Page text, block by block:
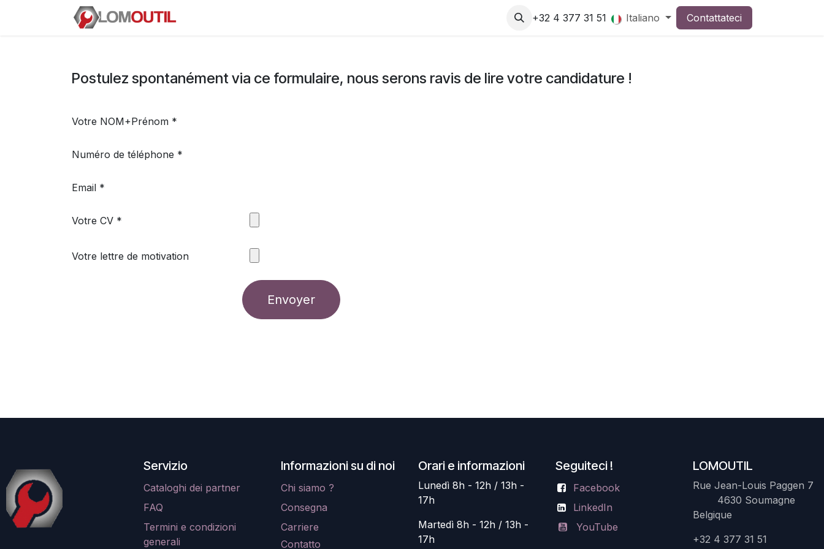
Passa al contenuto
+32 4 377 31 51 Italiano Contattateci
Postulez spontanément via ce formulaire, nous serons ravis de lire votre candidature !
Votre NOM+Prénom
Numéro de téléphone
Email
Votre CV
Votre lettre de motivation
Envoyer
LOMOUTIL
Rue Jean-Louis Paggen 7
4630 Soumagne
Belgique
+32 4 377 31 51
Orari e informazioni
Lunedì 8h - 12h / 13h -
17h
Martedì 8h - 12h / 13h -
17h
Seguiteci !
Facebook
LinkedIn
YouTube
Informazioni su di noi
Chi siamo ?
Consegna
Carriere
Contatto
Servizio
Cataloghi dei partner
FAQ
Termini e condizioni
generali